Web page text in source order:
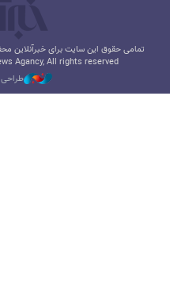
تمامی حقوق این سایت برای خبرآنلاین
Agancy, All rights reserved
طراحی